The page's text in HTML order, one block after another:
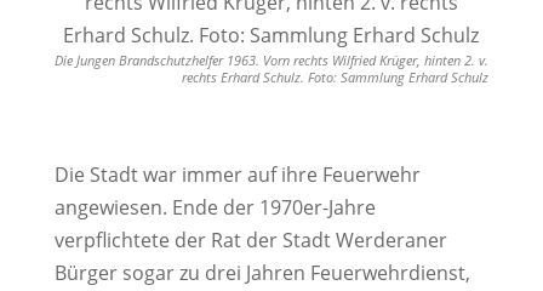
Die Jungen Brandschutzhelfer 1963. Vorn rechts Wilfried Krüger, hinten 2. v.
rechts Erhard Schulz. Foto: Sammlung Erhard Schulz
Die Stadt war immer auf ihre Feuerwehr
angewiesen. Ende der 1970er-Jahre
verpflichtete der Rat der Stadt Werderaner
Bürger sogar zu drei Jahren Feuerwehrdienst,